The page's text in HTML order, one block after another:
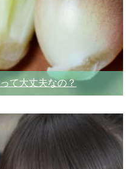
て大丈夫なの？